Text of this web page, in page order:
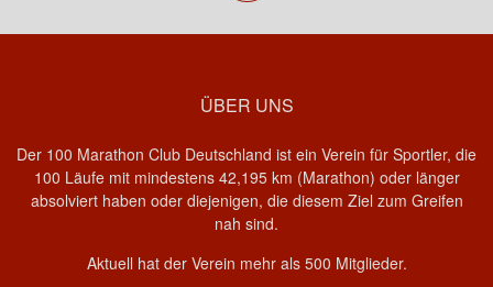
ÜBER UNS
Der 100 Marathon Club Deutschland ist ein Verein für Sportler, die
100 Läufe mit mindestens 42,195 km (Marathon) oder länger
absolviert haben oder diejenigen, die diesem Ziel zum Greifen
nah sind.
Aktuell hat der Verein mehr als 500 Mitglieder.